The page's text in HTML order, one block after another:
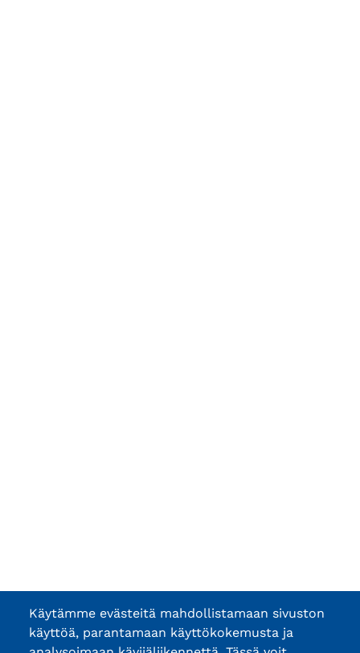
Käytämme evästeitä mahdollistamaan sivuston
käyttöä, parantamaan käyttökokemusta ja